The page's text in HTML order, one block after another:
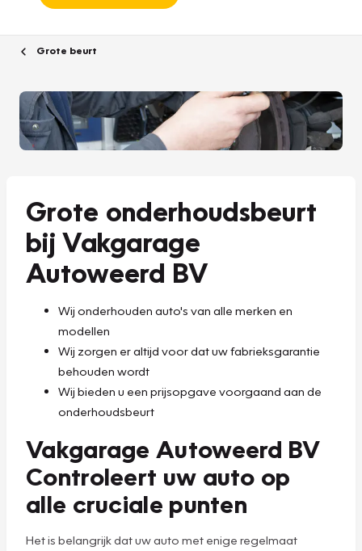
Grote beurt
Grote onderhoudsbeurt
bij Vakgarage
Autoweerd BV
Wij onderhouden auto's van alle merken en
modellen
Wij zorgen er altijd voor dat uw fabrieksgarantie
behouden wordt
Wij bieden u een prijsopgave voorgaand aan de
onderhoudsbeurt
Vakgarage Autoweerd BV
Controleert uw auto op
alle cruciale punten
Het is belangrijk dat uw auto met enige regelmaat